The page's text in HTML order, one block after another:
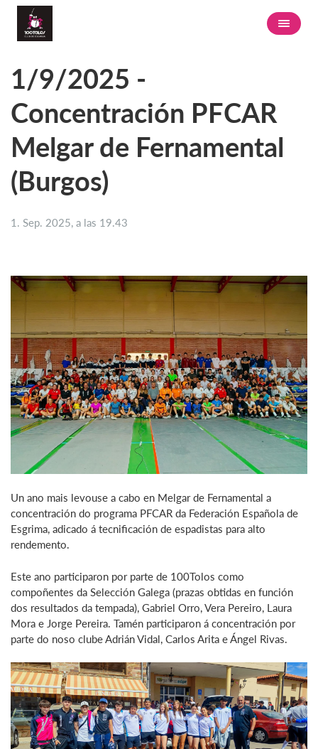
1/9/2025 -
Concentración PFCAR
Melgar de Fernamental
(Burgos)
1. Sep. 2025, a las 19.43
Un ano mais levouse a cabo en Melgar de Fernamental a
concentración do programa PFCAR da Federación Española de
Esgrima, adicado á tecnificación de espadistas para alto
rendemento.
Este ano participaron por parte de 100Tolos como
compoñentes da Selección Galega (prazas obtidas en función
dos resultados da tempada), Gabriel Orro, Vera Pereiro, Laura
Mora e Jorge Pereira. Tamén participaron á concentración por
parte do noso clube Adrián Vidal, Carlos Arita e Ángel Rivas.